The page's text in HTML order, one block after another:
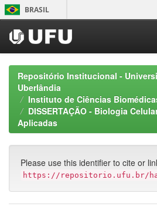
Skip
navigation
BRASIL
Repositório Institucional -
Uberlândia
Instituto de Ciências
DISSERTAÇÃO - Biologia
Aplicadas
Please use this identifier to cite or
https://repositorio.ufu.br/